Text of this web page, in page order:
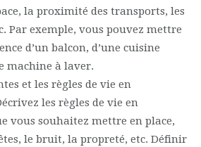
la proximité des transports, les
Par exemple, vous pouvez mettre
d’un balcon, d’une cuisine
machine à laver.
et les règles de vie en
les règles de vie en
vous souhaitez mettre en place,
le bruit, la propreté, etc. Définir